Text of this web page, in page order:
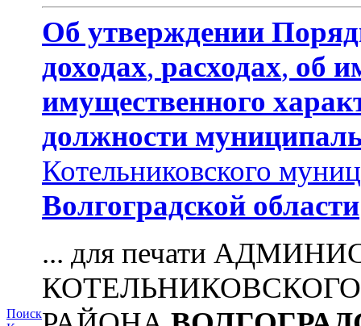
Поиск
Об утверждении
доходах, расходах, об
имущественного
должности
Котельниковского
Волгоградской области
... для печати